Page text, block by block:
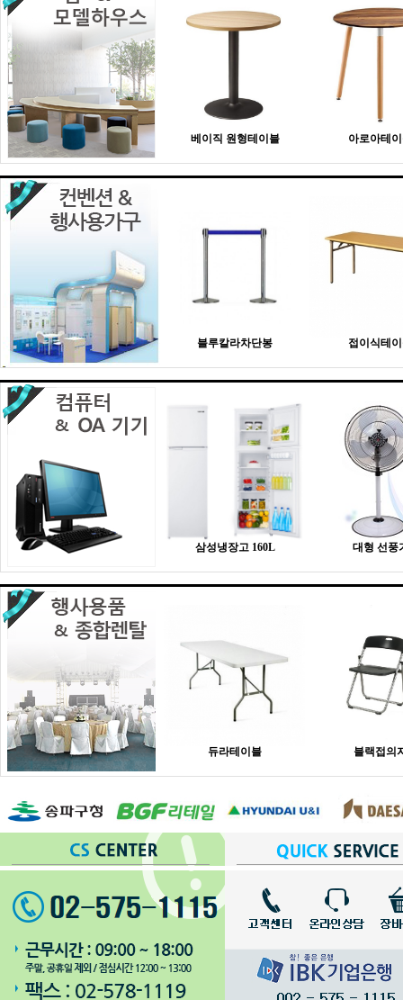
베이직 원형테이블 아로아테
블루칼라차단봉 접이식테
삼성냉장고 160L 대형 선풍
듀라테이블 블랙접의